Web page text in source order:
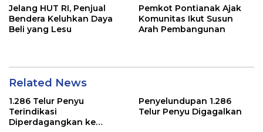
Jelang HUT RI, Penjual
Bendera Keluhkan Daya
Beli yang Lesu
Pemkot Pontianak Ajak
Komunitas Ikut Susun
Arah Pembangunan
Related News
1.286 Telur Penyu
Terindikasi
Diperdagangkan ke
Penyelundupan 1.286
Telur Penyu Digagalkan